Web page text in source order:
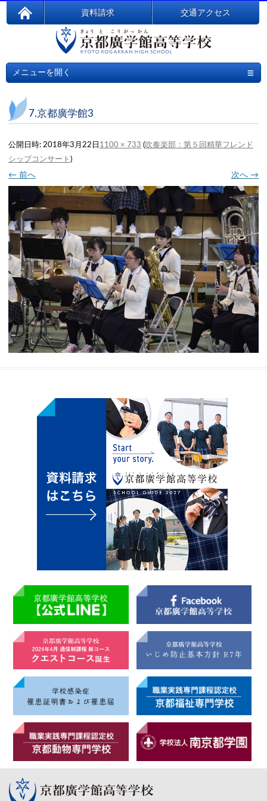
資料請求 交通アクセス
メニューを開く ≡
7.京都廣学館3
公開日時: 2018年3月22日 1100 × 733 (吹奏楽部：第５回精華フレンド
シップコンサート )
← 前へ 次へ →